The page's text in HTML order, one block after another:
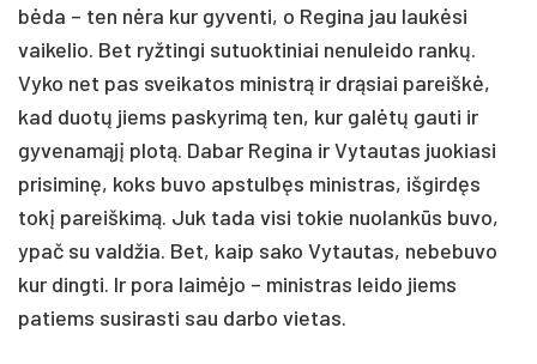
bėda – ten nėra kur gyventi, o Regina jau laukėsi
vaikelio. Bet ryžtingi sutuoktiniai nenuleido rankų.
Vyko net pas sveikatos ministrą ir drąsiai pareiškė,
kad duotų jiems paskyrimą ten, kur galėtų gauti ir
gyvenamąjį plotą. Dabar Regina ir Vytautas juokiasi
prisiminę, koks buvo apstulbęs ministras, išgirdęs
tokį pareiškimą. Juk tada visi tokie nuolankūs buvo,
ypač su valdžia. Bet, kaip sako Vytautas, nebebuvo
kur dingti. Ir pora laimėjo – ministras leido jiems
patiems susirasti sau darbo vietas.